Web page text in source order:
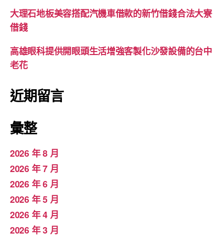
大理石地板美容搭配汽機車借款的新竹借錢合法大寮
借錢
高雄眼科提供開眼頭生活增強客製化沙發設備的台中
老花
近期留言
彙整
2026 年 8 月
2026 年 7 月
2026 年 6 月
2026 年 5 月
2026 年 4 月
2026 年 3 月